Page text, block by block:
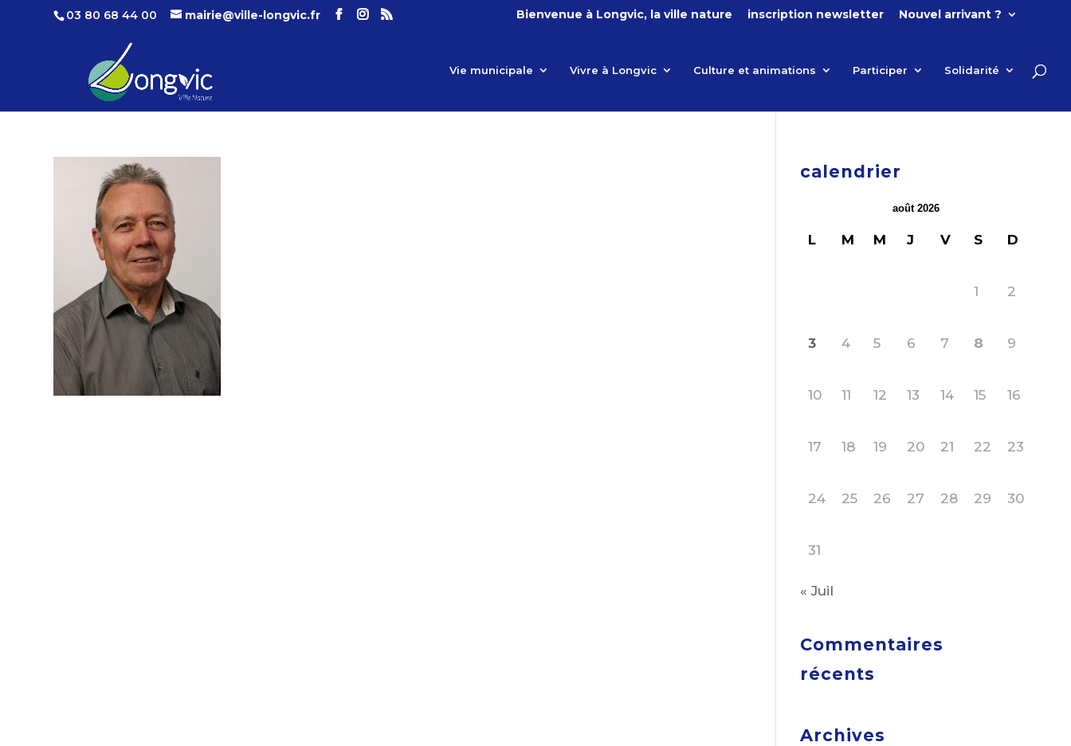
03 80 68 44 00 mairie@ville-longvic.fr Bienvenue à Longvic, la ville nature inscription newsletter Nouvel arrivant ?
Vie municipale Vivre à Longvic Culture et animations Participer Solidarité
calendrier
août 2026
L M M J V S D
1 2
3 4 5 6 7 8 9
10 11 12 13 14 15 16
17 18 19 20 21 22 23
24 25 26 27 28 29 30
31
« Juil
Commentaires
récents
Archives